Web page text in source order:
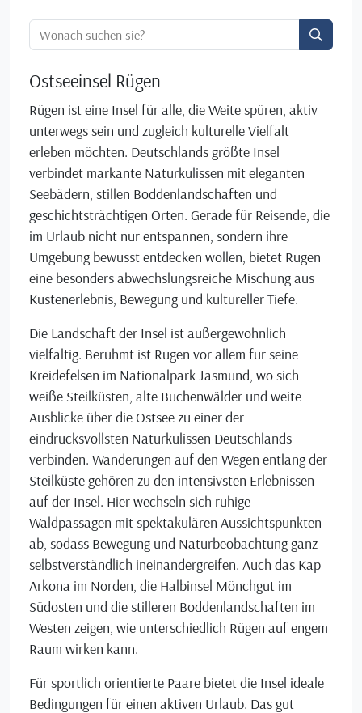
Ortssuche:
Ostseeinsel Rügen
Rügen ist eine Insel für alle, die Weite spüren, aktiv
unterwegs sein und zugleich kulturelle Vielfalt
erleben möchten. Deutschlands größte Insel
verbindet markante Naturkulissen mit eleganten
Seebädern, stillen Boddenlandschaften und
geschichtsträchtigen Orten. Gerade für Reisende, die
im Urlaub nicht nur entspannen, sondern ihre
Umgebung bewusst entdecken wollen, bietet Rügen
eine besonders abwechslungsreiche Mischung aus
Küstenerlebnis, Bewegung und kultureller Tiefe.
Die Landschaft der Insel ist außergewöhnlich
vielfältig. Berühmt ist Rügen vor allem für seine
Kreidefelsen im Nationalpark Jasmund, wo sich
weiße Steilküsten, alte Buchenwälder und weite
Ausblicke über die Ostsee zu einer der
eindrucksvollsten Naturkulissen Deutschlands
verbinden. Wanderungen auf den Wegen entlang der
Steilküste gehören zu den intensivsten Erlebnissen
auf der Insel. Hier wechseln sich ruhige
Waldpassagen mit spektakulären Aussichtspunkten
ab, sodass Bewegung und Naturbeobachtung ganz
selbstverständlich ineinandergreifen. Auch das Kap
Arkona im Norden, die Halbinsel Mönchgut im
Südosten und die stilleren Boddenlandschaften im
Westen zeigen, wie unterschiedlich Rügen auf engem
Raum wirken kann.
Für sportlich orientierte Paare bietet die Insel ideale
Bedingungen für einen aktiven Urlaub. Das gut